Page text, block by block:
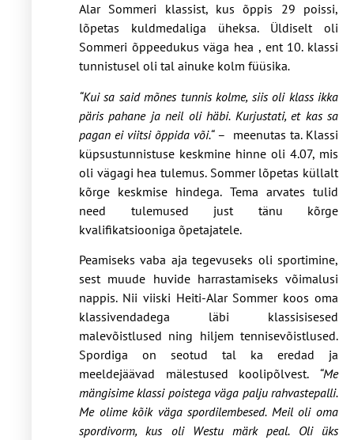
Alar Sommeri klassist, kus õppis 29 poissi,
lõpetas kuldmedaliga üheksa. Üldiselt oli
Sommeri õppeedukus väga hea , ent 10. klassi
tunnistusel oli tal ainuke kolm füüsika.
“Kui sa said mõnes tunnis kolme, siis oli klass ikka
päris pahane ja neil oli häbi. Kurjustati, et kas sa
pagan ei viitsi õppida või.“– meenutas ta. Klassi
küpsustunnistuse keskmine hinne oli 4.07, mis
oli vägagi hea tulemus. Sommer lõpetas küllalt
kõrge keskmise hindega. Tema arvates tulid
need tulemused just tänu kõrge
kvalifikatsiooniga õpetajatele.
Peamiseks vaba aja tegevuseks oli sportimine,
sest muude huvide harrastamiseks võimalusi
nappis. Nii viiski Heiti-Alar Sommer koos oma
klassivendadega läbi klassisisesed
malevõistlused ning hiljem tennisevõistlused.
Spordiga on seotud tal ka eredad ja
meeldejäävad mälestused koolipõlvest. “Me
mängisime klassi poistega väga palju rahvastepalli.
Me olime kõik väga spordilembesed. Meil oli oma
spordivorm, kus oli Westu märk peal. Oli üks